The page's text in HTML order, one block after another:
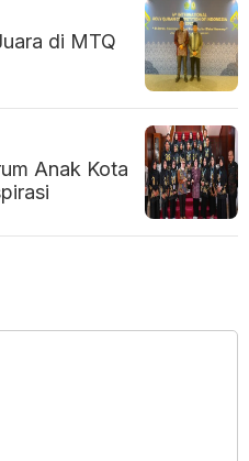
di MTQ
Anak Kota